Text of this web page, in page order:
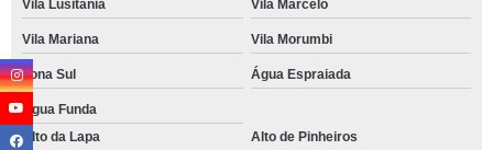
Vila Lusitania Vila Marcelo
Vila Mariana Vila Morumbi
Zona Sul Água Espraiada
Água Funda
Alto da Lapa
Alto de Pinheiros